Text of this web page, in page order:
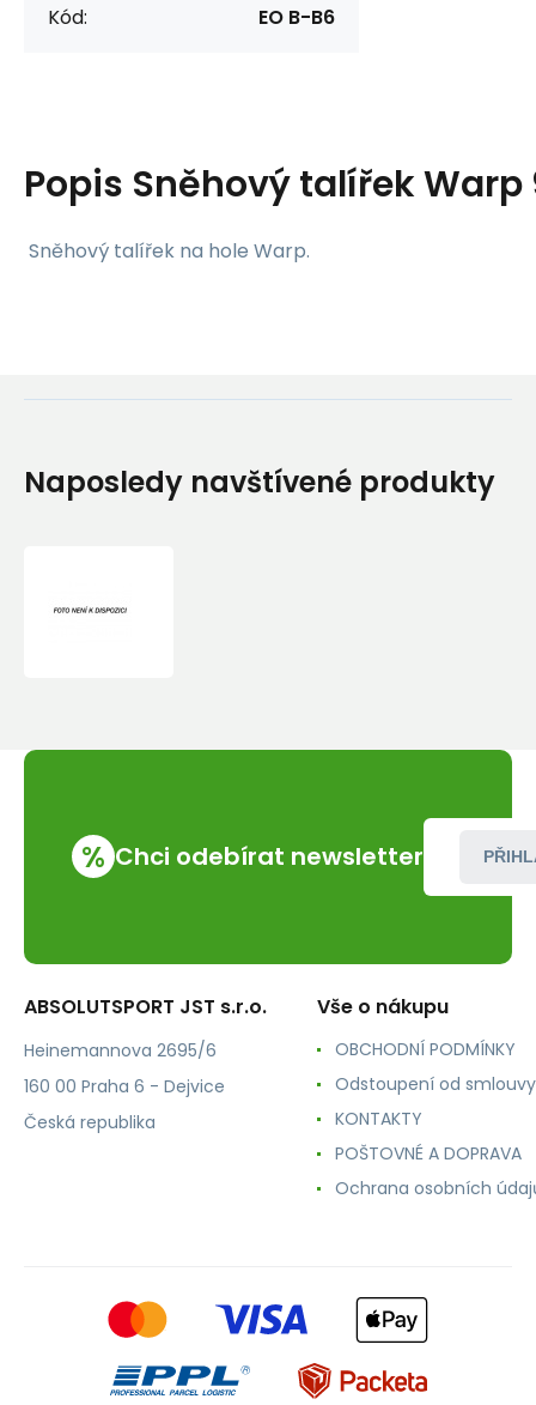
Kód: EO B-B6
Popis Sněhový talířek Warp
Sněhový talířek na hole Warp.
Naposledy navštívené produkty
% Chci odebírat newsletter
ABSOLUTSPORT JST s.r.o.
Heinemannova 2695/6
160 00 Praha 6 - Dejvice
Česká republika
Vše o nákupu
OBCHODNÍ PODMÍNKY
Odstoupení od smlouvy
KONTAKTY
POŠTOVNÉ A DOPRAVA
Ochrana osobních